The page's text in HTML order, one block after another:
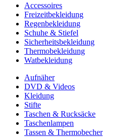
Accessoires
Freizeitbekleidung
Regenbekleidung
Schuhe & Stiefel
Sicherheitsbekleidung
Thermobekleidung
Watbekleidung
Aufnäher
DVD & Videos
Kleidung
Stifte
Taschen & Rucksäcke
Taschenlampen
Tassen & Thermobecher